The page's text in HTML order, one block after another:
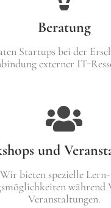
Beratung
Startups bei der
externer IT-
und
Wir bieten spezielle
während
Veranstaltungen.